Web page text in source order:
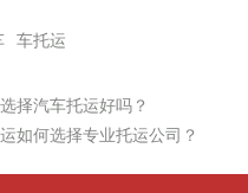
车托运
择汽车托运好吗？
如何选择专业托运公司？